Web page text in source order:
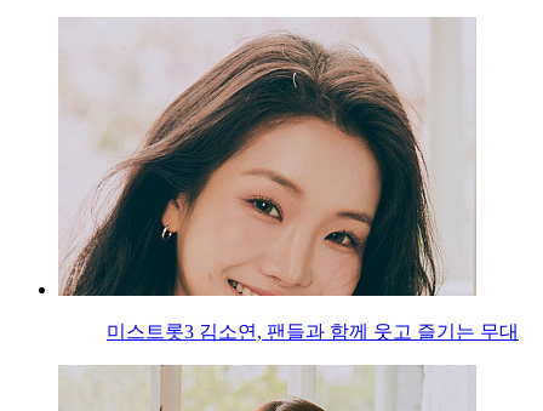
미스트롯3 김소연, 팬들과 함께 웃고 즐기는 무대